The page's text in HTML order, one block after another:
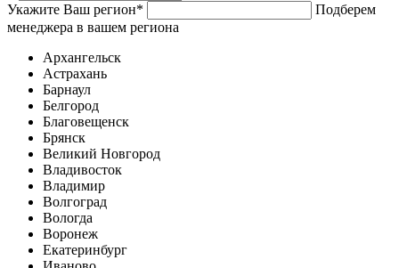
Укажите Ваш регион*
Подберем
менеджера в вашем региона
Архангельск
Астрахань
Барнаул
Белгород
Благовещенск
Брянск
Великий Новгород
Владивосток
Владимир
Волгоград
Вологда
Воронеж
Екатеринбург